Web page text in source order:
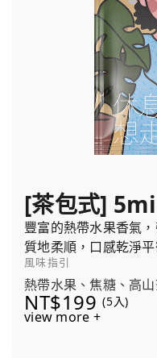
[茶包式]
豐富的熱帶水果香氣
質地柔順，口感乾淨
風味指引
熱帶水果、焦糖、高
NT$199 (5入)
view more +